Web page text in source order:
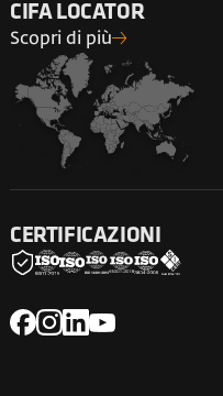
CIFA LOCATOR
Scopri di più
CERTIFICAZIONI